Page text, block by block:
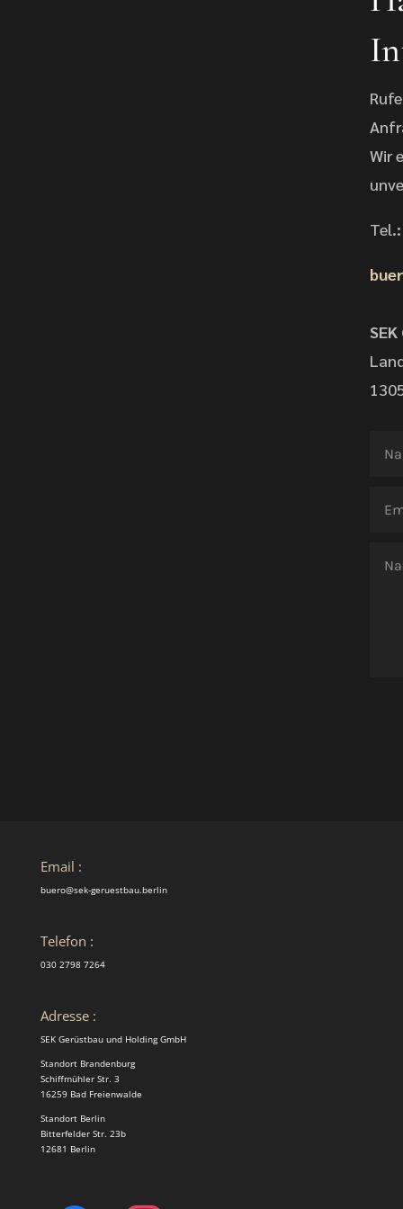
Wir
Email :
buero@sek-geruestbau.berlin
Telefon :
030 2798 7264
Adresse :
SEK Gerüstbau und Holding GmbH
Standort Brandenburg
Schiffmühler Str. 3
16259 Bad Freienwalde
Standort Berlin
Bitterfelder Str. 23b
12681 Berlin